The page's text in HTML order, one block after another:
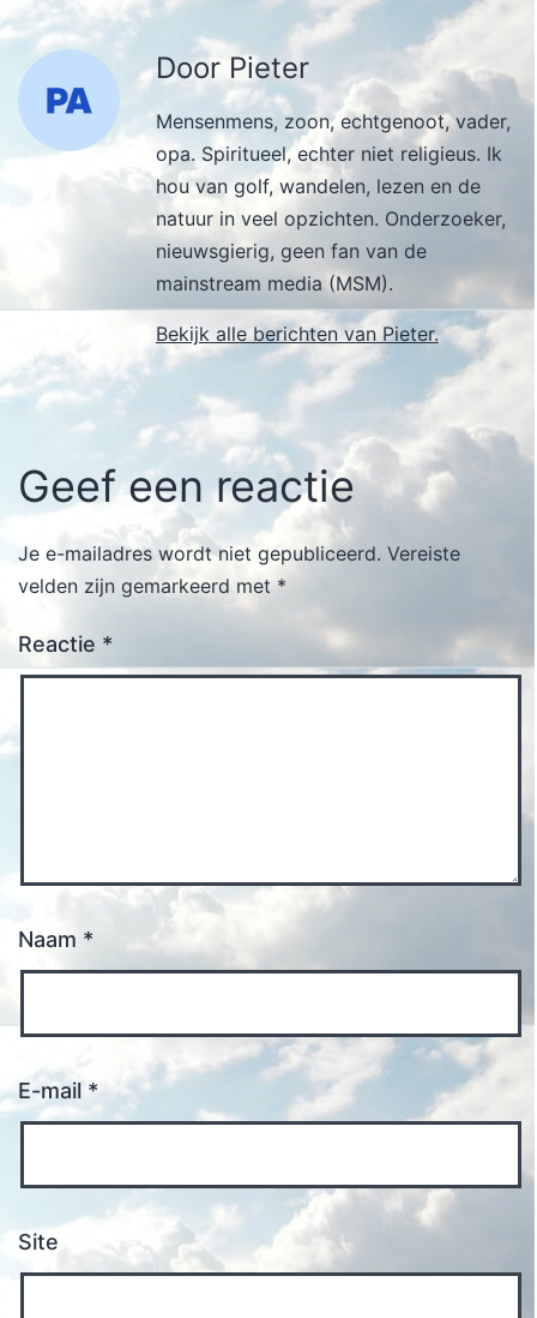
Door Pieter
Mensenmens, zoon, echtgenoot, vader,
opa. Spiritueel, echter niet religieus. Ik
hou van golf, wandelen, lezen en de
natuur in veel opzichten. Onderzoeker,
nieuwsgierig, geen fan van de
mainstream media (MSM).
Bekijk alle berichten van Pieter.
Geef een reactie
Je e-mailadres wordt niet gepubliceerd. Vereiste
velden zijn gemarkeerd met *
Reactie *
Naam *
E-mail *
Site